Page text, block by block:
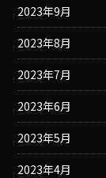
2023年9月
2023年8月
2023年7月
2023年6月
2023年5月
2023年4月